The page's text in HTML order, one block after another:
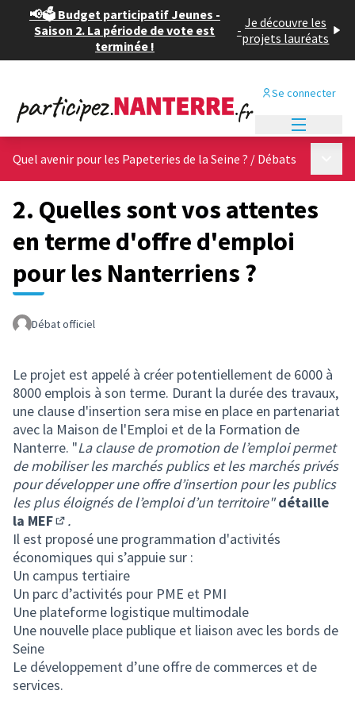
📢🗳️ Budget participatif Jeunes -
Saison 2. La période de vote est
terminée !
- Je découvre les
projets lauréats
Se connecter
Quel avenir pour les Papeteries de la Seine ? / Débats
2. Quelles sont vos attentes
en terme d'offre d'emploi
pour les Nanterriens ?
Débat officiel
Le projet est appelé à créer potentiellement de 6000 à
8000 emplois à son terme. Durant la durée des travaux,
une clause d'insertion sera mise en place en partenariat
avec la Maison de l'Emploi et de la Formation de
Nanterre. "La clause de promotion de l’emploi permet
de mobiliser les marchés publics et les marchés privés
pour développer une offre d’insertion pour les publics
les plus éloignés de l’emploi d’un territoire"détaille
la MEF
(Lien externe)
.
Il est proposé une programmation d'activités
économiques qui s’appuie sur :
Un campus tertiaire
Un parc d’activités pour PME et PMI
Une plateforme logistique multimodale
Une nouvelle place publique et liaison avec les bords de
Seine
Le développement d’une offre de commerces et de
services.